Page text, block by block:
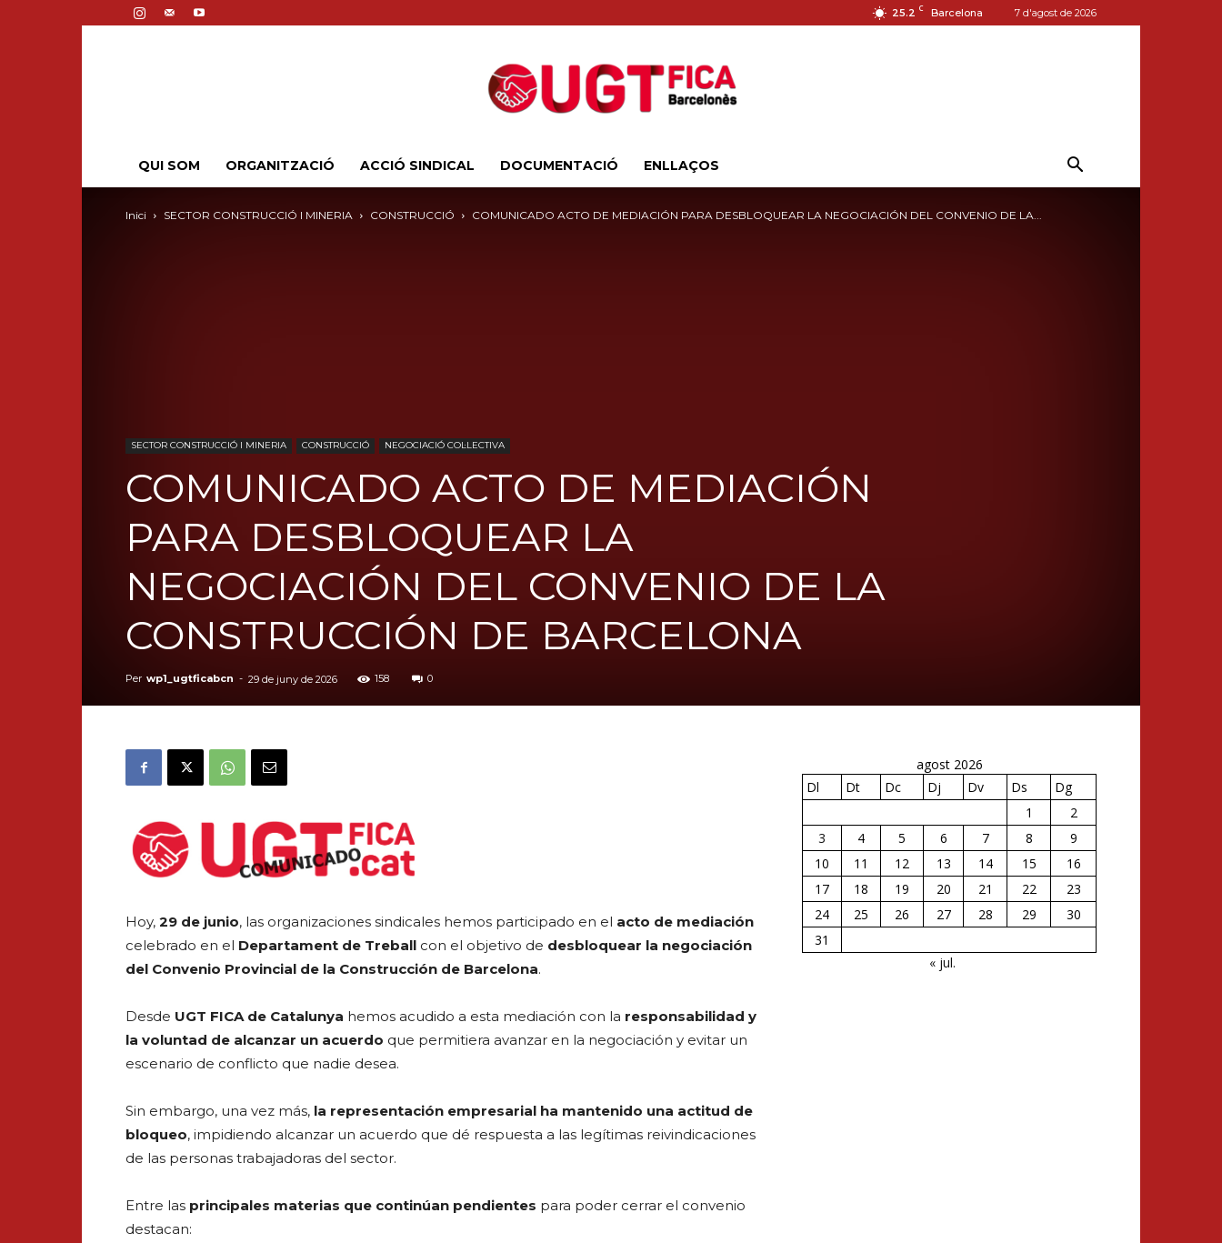
25.2 C Barcelona 7 d'agost de 2026
FICA
del
QUI SOM ORGANITZACIÓ ACCIÓ SINDICAL DOCUMENTACIÓ ENLLAÇOS
Inici SECTOR CONSTRUCCIÓ I MINERIA CONSTRUCCIÓ COMUNICADO ACTO DE MEDIACIÓN PARA DESBLOQUEAR LA NEGOCIACIÓN DEL CONVENIO DE LA...
SECTOR CONSTRUCCIÓ I MINERIA CONSTRUCCIÓ NEGOCIACIÓ COL·LECTIVA
COMUNICADO ACTO DE MEDIACIÓN
PARA DESBLOQUEAR LA
NEGOCIACIÓN DEL CONVENIO DE LA
CONSTRUCCIÓN DE BARCELONA
Per wp1_ugtficabcn - 29 de juny de 2026 158 0
Hoy, 29 de junio, las organizaciones sindicales hemos participado en el acto de mediación
celebrado en el Departament de Treball con el objetivo de desbloquear la negociación
del Convenio Provincial de la Construcción de Barcelona.
Desde UGT FICA de Catalunya hemos acudido a esta mediación con la responsabilidad y
la voluntad de alcanzar un acuerdo que permitiera avanzar en la negociación y evitar un
escenario de conflicto que nadie desea.
Sin embargo, una vez más, la representación empresarial ha mantenido una actitud de
bloqueo, impidiendo alcanzar un acuerdo que dé respuesta a las legítimas reivindicaciones
de las personas trabajadoras del sector.
Entre las principales materias que continúan pendientes para poder cerrar el convenio
destacan:
agost 2026
Dl
Dt Dc Dj Dv Ds
Dg
1
2
3
4 5 6 7 8
9
10
11 12 13 14 15
16
17
18 19 20 21 22
23
24
25 26 27 28 29
30
31
« jul.